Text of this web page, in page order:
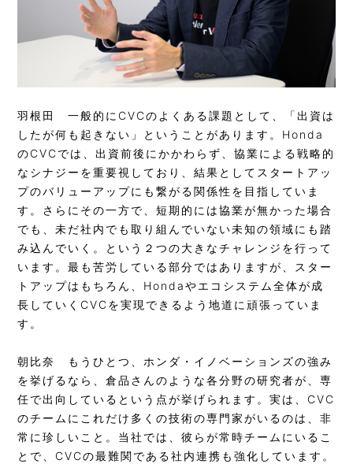
羽根田
一般的にCVCのよくある課題として、「出資は
したが何も起きない」ということがあります。Honda
のCVCでは、出資前後にかかわらず、協業による戦略的
なシナジーを重要視しており、結果としてスタートアッ
プのバリューアップにも繋がる関係性を目指していま
す。さらにその一方で、短期的には協業が無かった場合
でも、未だ社内でも取り組んでいない未知の領域にも踏
み込んでいく。という２つの大きなチャレンジを行って
います。最も苦労している部分ではありますが、スター
トアップはもちろん、Hondaやエコシステム全体が成
長していくCVCを実現できるよう地道に頑張っていま
す。
朝比奈
もうひとつ、ホンダ・イノベーションズの強み
を挙げるなら、倉品さんのような各分野の研究者が、専
任で出向しているという点が挙げられます。実は、CVC
のチームにこれだけ多くの技術の専門家がいるのは、非
常に珍しいこと。当社では、彼らが常時チームにいるこ
とで、CVCの最難関である社内連携も強化しています。